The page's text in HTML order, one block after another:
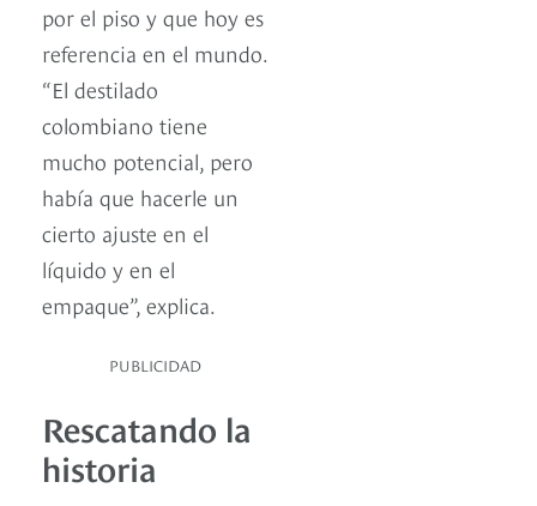
por el piso y que hoy es
referencia en el mundo.
“El destilado
colombiano tiene
mucho potencial, pero
había que hacerle un
cierto ajuste en el
líquido y en el
empaque”, explica.
PUBLICIDAD
Rescatando la
historia